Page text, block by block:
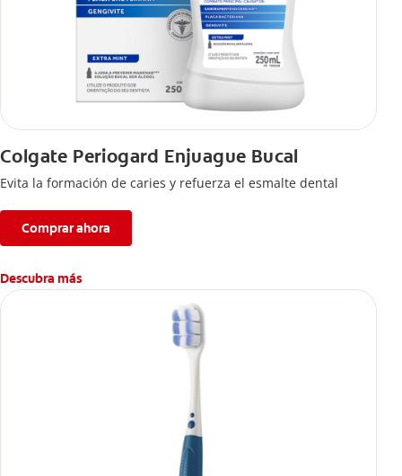
Colgate Periogard Enjuague Bucal
Evita la formación de caries y refuerza el esmalte dental
Comprar ahora
Descubra más